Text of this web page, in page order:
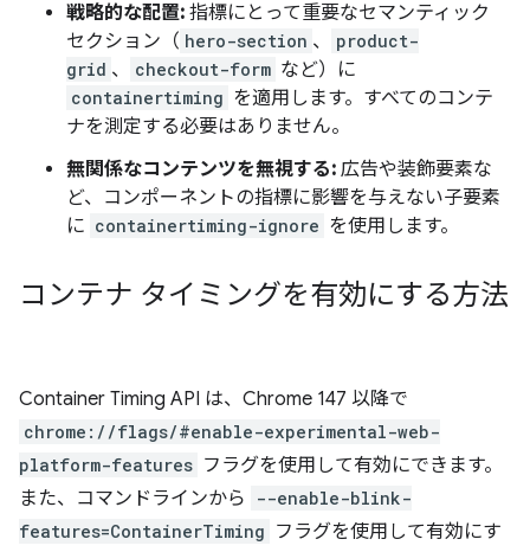
戦略的な配置: 指標にとって重要なセマンティック
セクション（ hero-section 、
product-
grid 、 checkout-form など）に
containertiming を適用します。すべてのコンテ
ナを測定する必要はありません。
無関係なコンテンツを無視する: 広告や装飾要素な
ど、コンポーネントの指標に影響を与えない子要素
に containertiming-ignore を使用します。
コンテナ タイミングを有効にする方法
Container Timing API は、Chrome 147 以降で
chrome://flags/#enable-experimental-web-
platform-features フラグを使用して有効にできます。
また、コマンドラインから
--enable-blink-
features=ContainerTiming フラグを使用して有効にす